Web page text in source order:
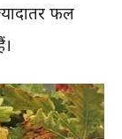
फल